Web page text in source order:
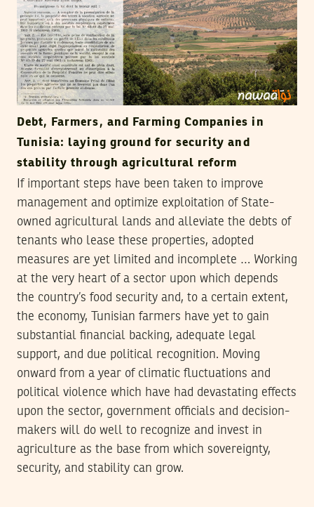
Debt, Farmers, and Farming Companies in
Tunisia: laying ground for security and
stability through agricultural reform
If important steps have been taken to improve
management and optimize exploitation of State-
owned agricultural lands and alleviate the debts of
tenants who lease these properties, adopted
measures are yet limited and incomplete … Working
at the very heart of a sector upon which depends
the country’s food security and, to a certain extent,
the economy, Tunisian farmers have yet to gain
substantial financial backing, adequate legal
support, and due political recognition. Moving
onward from a year of climatic fluctuations and
political violence which have had devastating effects
upon the sector, government officials and decision-
makers will do well to recognize and invest in
agriculture as the base from which sovereignty,
security, and stability can grow.